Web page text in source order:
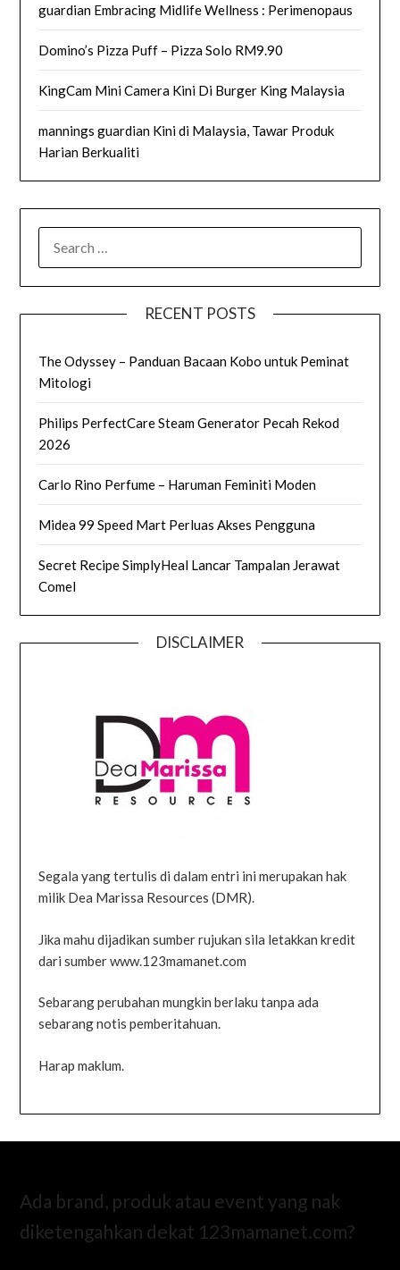
guardian Embracing Midlife Wellness : Perimenopaus
Domino’s Pizza Puff – Pizza Solo RM9.90
KingCam Mini Camera Kini Di Burger King Malaysia
mannings guardian Kini di Malaysia, Tawar Produk
Harian Berkualiti
FOR:
RECENT POSTS
The Odyssey – Panduan Bacaan Kobo untuk Peminat
Mitologi
Philips PerfectCare Steam Generator Pecah Rekod
2026
Carlo Rino Perfume – Haruman Feminiti Moden
Midea 99 Speed Mart Perluas Akses Pengguna
Secret Recipe SimplyHeal Lancar Tampalan Jerawat
Comel
DISCLAIMER
Segala yang tertulis di dalam entri ini merupakan hak
milik Dea Marissa Resources (DMR).
Jika mahu dijadikan sumber rujukan sila letakkan kredit
dari sumber www.123mamanet.com
Sebarang perubahan mungkin berlaku tanpa ada
sebarang notis pemberitahuan.
Harap maklum.
Ada brand, produk atau event yang nak
diketengahkan dekat 123mamanet.com?